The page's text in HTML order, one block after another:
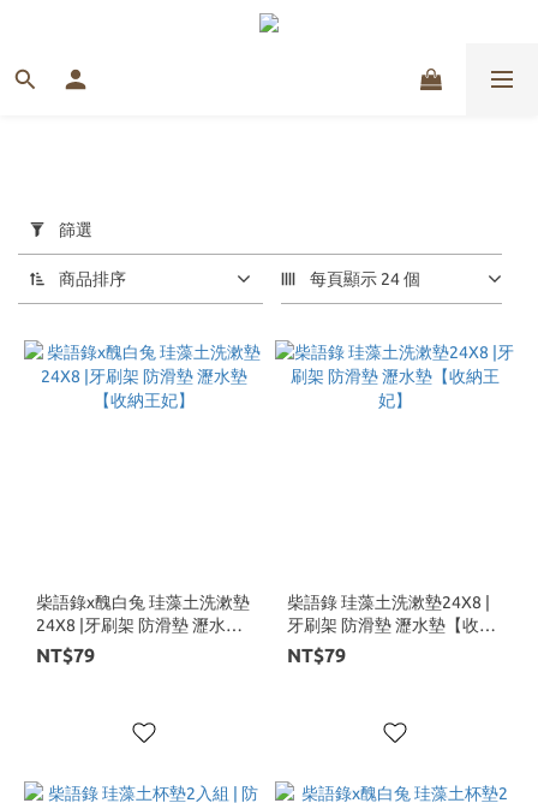
用
篩
選
(0/20)
價格
篩選
商品排序 每頁顯示 24 個
柴語錄x醜白兔 珪藻土洗漱墊
24X8 |牙刷架 防滑墊 瀝水墊
【收納王妃】
NT$79
柴語錄 珪藻土洗漱墊24X8 |
牙刷架 防滑墊 瀝水墊【收納
王妃】
NT$79